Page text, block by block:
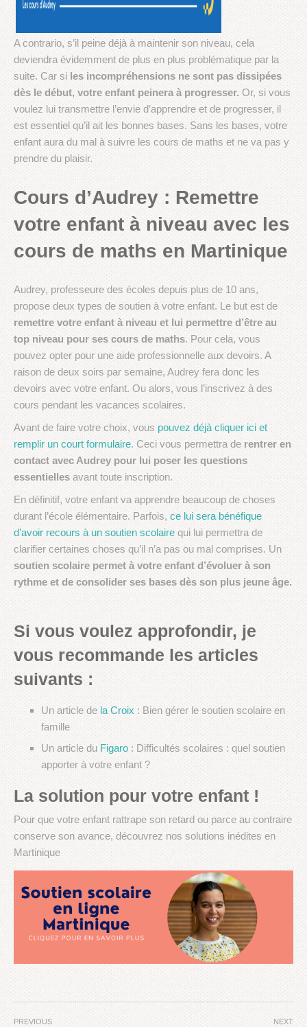
A contrario, s’il peine déjà à maintenir son niveau, cela
deviendra évidemment de plus en plus problématique par la
suite. Car si les incompréhensions ne sont pas dissipées
dès le début, votre enfant peinera à progresser. Or, si vous
voulez lui transmettre l’envie d’apprendre et de progresser, il
est essentiel qu’il ait les bonnes bases. Sans les bases, votre
enfant aura du mal à suivre les cours de maths et ne va pas y
prendre du plaisir.
Cours d’Audrey : Remettre
votre enfant à niveau avec les
cours de maths en Martinique
Audrey, professeure des écoles depuis plus de 10 ans,
propose deux types de soutien à votre enfant. Le but est de
remettre votre enfant à niveau et lui permettre d’être au
top niveau pour ses cours de maths. Pour cela, vous
pouvez opter pour une aide professionnelle aux devoirs. A
raison de deux soirs par semaine, Audrey fera donc les
devoirs avec votre enfant. Ou alors, vous l’inscrivez à des
cours pendant les vacances scolaires.
Avant de faire votre choix, vous pouvez déjà cliquer ici et
remplir un court formulaire. Ceci vous permettra de rentrer en
contact avec Audrey pour lui poser les questions
essentielles avant toute inscription.
En définitif, votre enfant va apprendre beaucoup de choses
durant l’école élémentaire. Parfois, ce lui sera bénéfique
d’avoir recours à un soutien scolaire qui lui permettra de
clarifier certaines choses qu’il n’a pas ou mal comprises. Un
soutien scolaire permet à votre enfant d’évoluer à son
rythme et de consolider ses bases dès son plus jeune âge.
Si vous voulez approfondir, je
vous recommande les articles
suivants :
Un article de la Croix : Bien gérer le soutien scolaire en
famille
Un article du Figaro : Difficultés scolaires : quel soutien
apporter à votre enfant ?
La solution pour votre enfant !
Pour que votre enfant rattrape son retard ou parce au contraire
conserve son avance, découvrez nos solutions inédites en
Martinique
PREVIOUS NEXT